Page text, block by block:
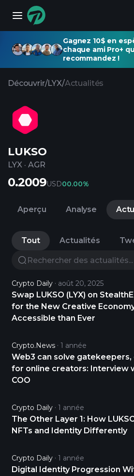
Gagnez 10$ en
chaque ami Pro+
recommandez !
Découvrir/LYX/Actualités
LUKSO
LYX · AGR
0.2009USD00.00%
Aperçu Analyse
Tout Actualités
Crypto Daily août 20, 2025
Swap LUKSO (LYX) on
for the New Creative
Accessible than Ever
Crypto.news 1 année
Web3 can solve
for online creators: Interview
COO
Crypto Daily 1 année
The Other Layer 1: How
NFTs and Identity Differently
Crypto Daily 1 année
Digital Identity Progression